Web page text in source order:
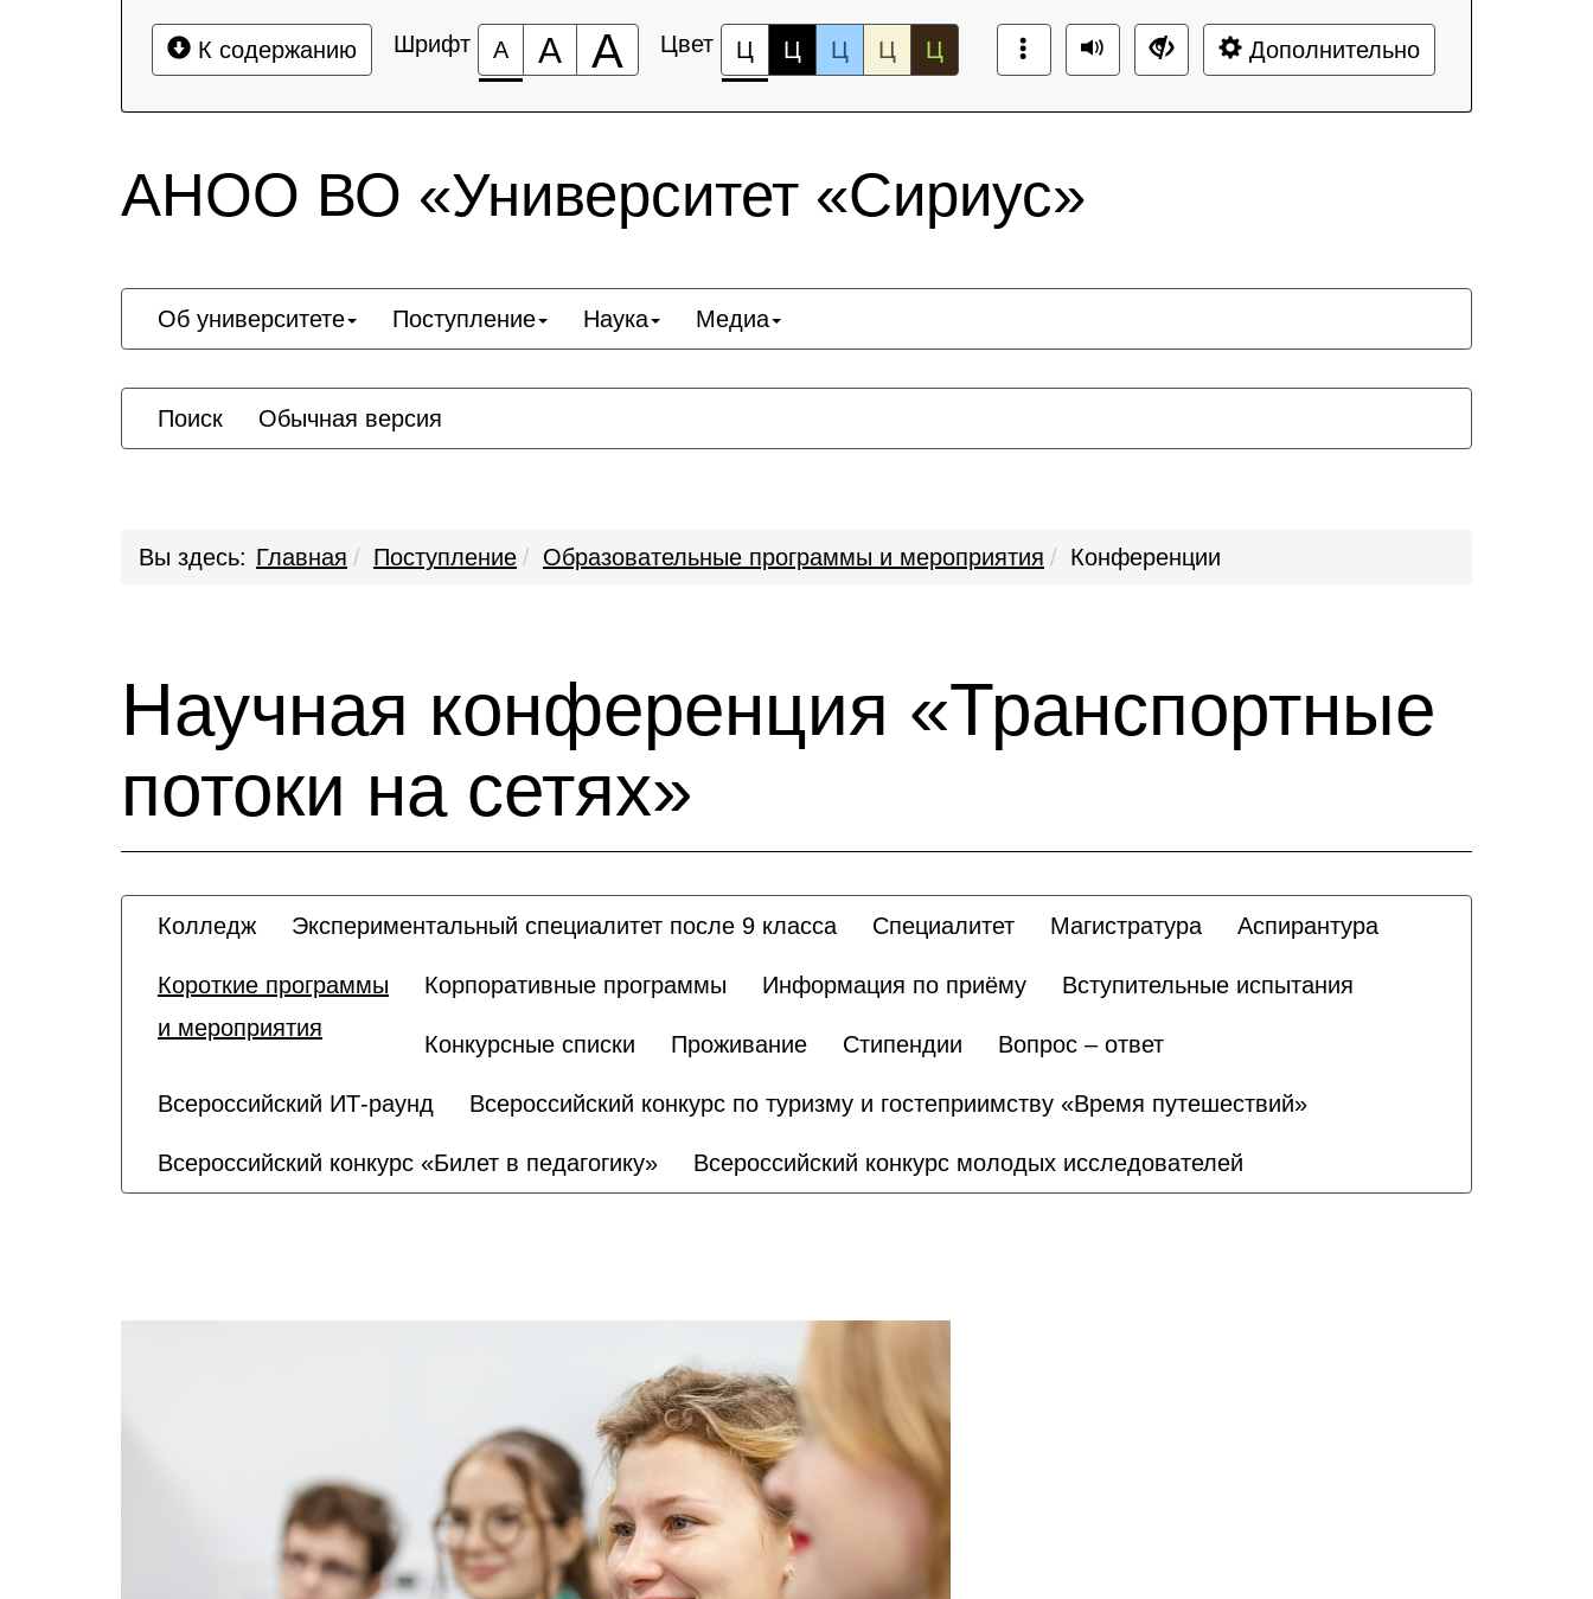
К содержанию Шрифт А А А Цвет Ц Ц Ц Ц Ц Дополнительно
АНОО ВО «Университет «Сириус»
Об университете Поступление Наука Медиа
Поиск Обычная версия
Вы здесь: Главная Поступление Образовательные программы и мероприятия Конференции
Научная конференция «Транспортные
потоки на сетях»
Колледж Экспериментальный специалитет после 9 класса Специалитет Магистратура Аспирантура
Короткие программы
и мероприятия
Корпоративные программы Информация по приёму Вступительные испытания
Конкурсные списки Проживание Стипендии Вопрос – ответ
Всероссийский ИТ-раунд Всероссийский конкурс по туризму и гостеприимству «Время путешествий»
Всероссийский конкурс «Билет в педагогику» Всероссийский конкурс молодых исследователей